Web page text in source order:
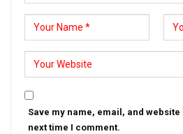
Save my name, email, and
next time I comment.